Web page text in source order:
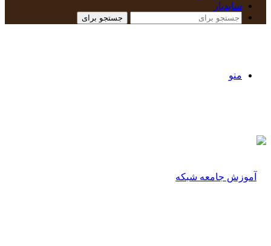
سایدبار
جستجو برای
منو